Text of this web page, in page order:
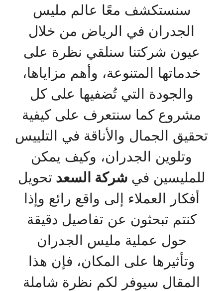
سنستكشف معًا عالم مليس
الجدران في الرياض من خلال
عيون شركتنا سنلقي نظرة على
خدماتها المتنوعة، وأهم مزاياها،
والجودة التي تُضفيها على كل
مشروع كما سنتعرف على كيفية
تحقيق الجمال والأناقة في التلييس
وتلوين الجدران، وكيف يمكن
للمليسين فيشركة السعد تحويل
أفكار العملاء إلى واقع رائع وإذا
كنتم تبحثون عن تفاصيل دقيقة
حول عملية مليس الجدران
وتأثيرها على المكان، فإن هذا
المقال سيوفر لكم نظرة شاملة